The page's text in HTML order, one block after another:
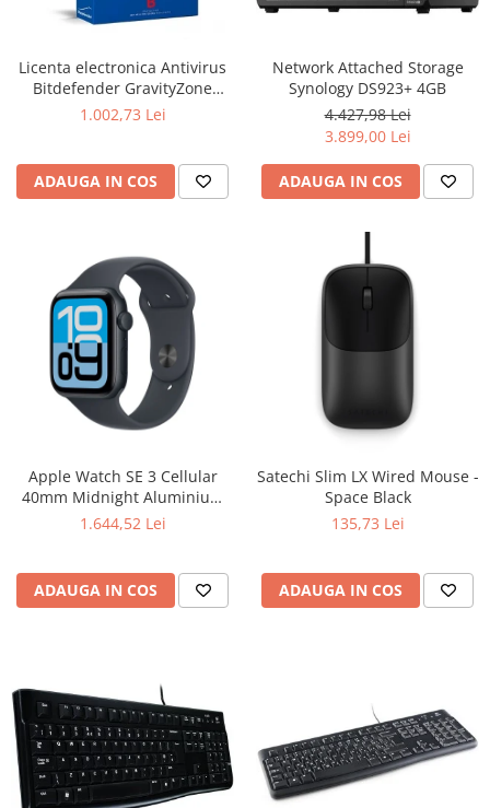
Smartphone IPhone
Casti
Mouse Pad
USB Hub
Licenta electronica Antivirus
Bitdefender GravityZone
Business Security, 5 useri, 2
1.002,73 Lei
ADAUGA IN COS
Network Attached Storage
Synology DS923+ 4GB
4.427,98 Lei
3.899,00 Lei
ADAUGA IN COS
Apple Watch SE 3 Cellular
40mm Midnight Aluminium
Case with Midnight Sport
1.644,52 Lei
ADAUGA IN COS
Satechi Slim LX Wired Mouse -
Space Black
135,73 Lei
ADAUGA IN COS